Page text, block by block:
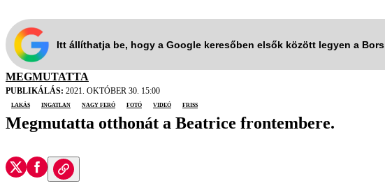
Itt állíthatja be, hogy a Google keresőben elsők között legyen a Bors
MEGMUTATTA
PUBLIKÁLÁS: 2021. OKTÓBER 30. 15:00
lakás
ingatlan Nagy Feró fotó videó friss
Megmutatta otthonát a Beatrice frontembere.